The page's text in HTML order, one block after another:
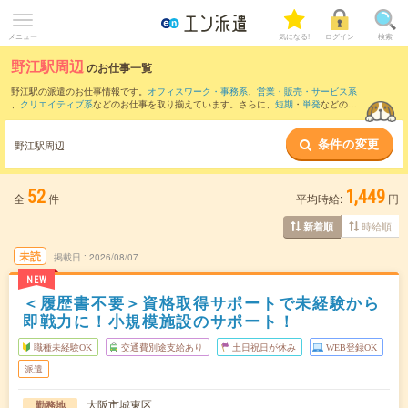
メニュー 気になる! ログイン 検索
野江駅周辺のお仕事一覧
野江駅の派遣のお仕事情報です。 オフィスワーク・事務系、 営業・販売・サービス系
、 クリエイティブ系などのお仕事を取り揃えています。さらに、 短期 ・ 単発などの期
また、東梅田駅 大阪ビジネスパーク駅 ・谷町四丁
目駅
など近隣駅のお仕事もご確認いただけます。
野江駅周辺 条件の変更
全 52件 平均時給: 1,449 円
新着順 時給順
未読
NEW
掲載日 2026/08/07
＜履歴書不要＞資格取得サポートで未経験から
即戦力に！小規模施設のサポート！
職種未経験OK 交通費別途支給あり 土日祝日が休み WEB登録OK
派遣
勤務地 大阪市城東区